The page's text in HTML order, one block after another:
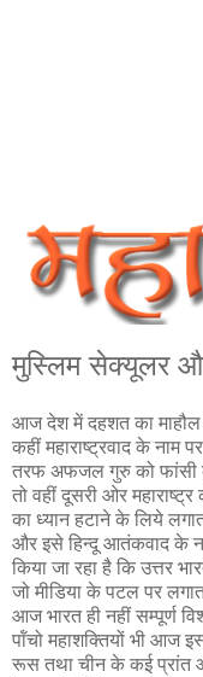
मुस्लिम सेक्यूलर
आज देश में दहशत का माहौल
कहीं महाराष्ट्रवाद के नाम
तरफ अफजल गुरु को फांसी
तो वहीं दूसरी ओर
का ध्यान हटाने के लिये
और इसे हिन्दू आतंकवाद के
किया जा रहा है कि उत्तर
जो मीडिया के पटल पर
आज भारत ही नहीं सम्पूर्ण
पॉंचो महाशक्तियों भी आज
रूस तथा चीन के कई प्रांत